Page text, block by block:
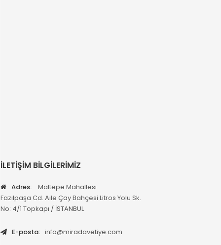
İLETİŞİM BİLGİLERİMİZ
Adres:
Maltepe Mahallesi
Fazılpaşa Cd. Aile Çay Bahçesi Litros Yolu Sk.
No: 4/1 Topkapı / İSTANBUL
E-posta: info@miradavetiye.com